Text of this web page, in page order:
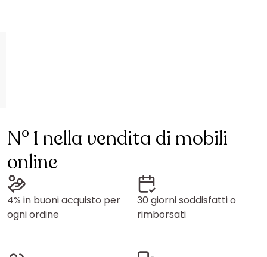
N° 1 nella vendita di mobili
online
4% in buoni acquisto per
ogni ordine
30 giorni soddisfatti o
rimborsati